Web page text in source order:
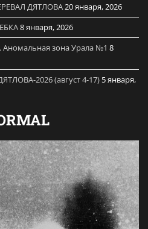
ДЯТЛОВА20 января, 2026
8 января, 2026
Аномальная зона Урала №1 8
2026 (август 4-17) 5 января,